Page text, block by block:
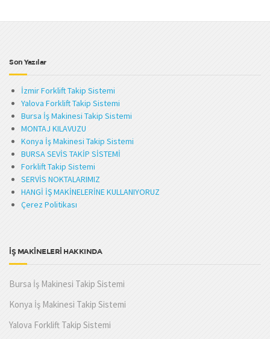
Son Yazılar
İzmir Forklift Takip Sistemi
Yalova Forklift Takip Sistemi
Bursa İş Makinesi Takip Sistemi
MONTAJ KILAVUZU
Konya İş Makinesi Takip Sistemi
BURSA SEVİS TAKİP SİSTEMİ
Forklift Takip Sistemi
SERVİS NOKTALARIMIZ
HANGİ İŞ MAKİNELERİNE KULLANIYORUZ
Çerez Politikası
İŞ MAKİNELERİ HAKKINDA
Bursa İş Makinesi Takip Sistemi
Konya İş Makinesi Takip Sistemi
Yalova Forklift Takip Sistemi